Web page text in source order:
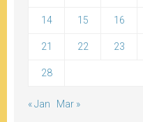
14 15 16
21 22 23
28
« Jan Mar »